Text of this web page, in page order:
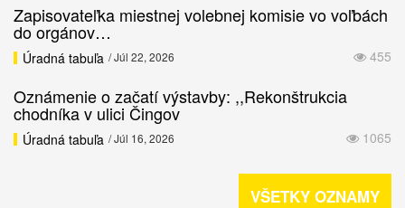
Zapisovateľka miestnej volebnej komisie vo voľbách
do orgánov…
455
Úradná tabuľa / Júl 22, 2026
Oznámenie o začatí výstavby: ,,Rekonštrukcia
chodníka v ulici Čingov
1065
Úradná tabuľa / Júl 16, 2026
VŠETKY OZNAMY